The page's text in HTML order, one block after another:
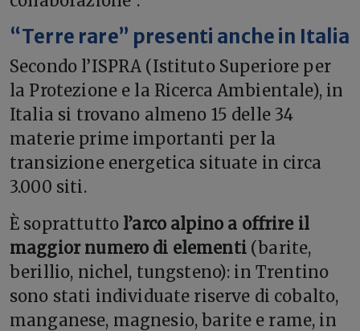
“Terre rare” presenti anche in Italia
Secondo l’ISPRA (Istituto Superiore per
la Protezione e la Ricerca Ambientale), in
Italia si trovano almeno 15 delle 34
materie prime importanti per la
transizione energetica situate in circa
3.000 siti.
È soprattuttol’arco alpino a offrire il
maggior numero di elementi(barite,
berillio, nichel, tungsteno): in Trentino
sono stati individuate riserve di cobalto,
manganese, magnesio, barite e rame, in